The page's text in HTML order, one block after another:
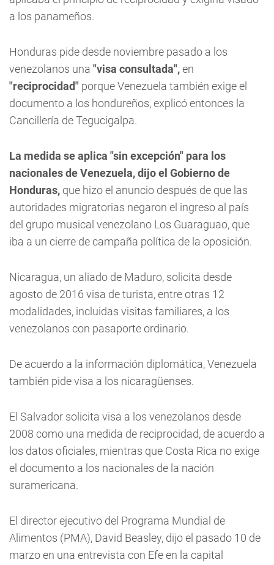
a los panameños.
Honduras pide desde noviembre pasado a los
venezolanos una "visa consultada",en
"reciprocidad" porque Venezuela también exige el
documento a los hondureños, explicó entonces la
Cancillería de Tegucigalpa.
La medida se aplica "sin excepción" para los
nacionales de Venezuela, dijo el Gobierno de
Honduras, que hizo el anuncio después de que las
autoridades migratorias negaron el ingreso al país
del grupo musical venezolano Los Guaraguao, que
iba a un cierre de campaña política de la oposición.
Nicaragua, un aliado de Maduro, solicita desde
agosto de 2016 visa de turista, entre otras 12
modalidades, incluidas visitas familiares, a los
venezolanos con pasaporte ordinario.
De acuerdo a la información diplomática, Venezuela
también pide visa a los nicaragüenses.
El Salvador solicita visa a los venezolanos desde
2008 como una medida de reciprocidad, de acuerdo a
los datos oficiales, mientras que Costa Rica no exige
el documento a los nacionales de la nación
suramericana.
El director ejecutivo del Programa Mundial de
Alimentos (PMA), David Beasley, dijo el pasado 10 de
marzo en una entrevista con Efe en la capital